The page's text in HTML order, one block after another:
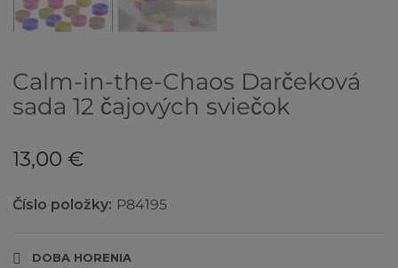
Calm-in-the-Chaos Darčeková
sada 12 čajových sviečok
13,00 €
Číslo položky: P84195
DOBA HORENIA